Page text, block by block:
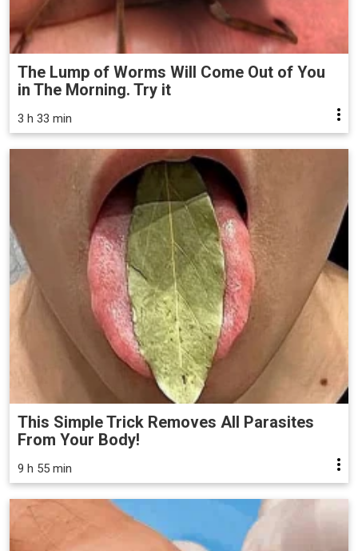
The Lump of Worms Will Come Out of You
in The Morning. Try it
3 h 33 min
This Simple Trick Removes All Parasites
From Your Body!
9 h 55 min